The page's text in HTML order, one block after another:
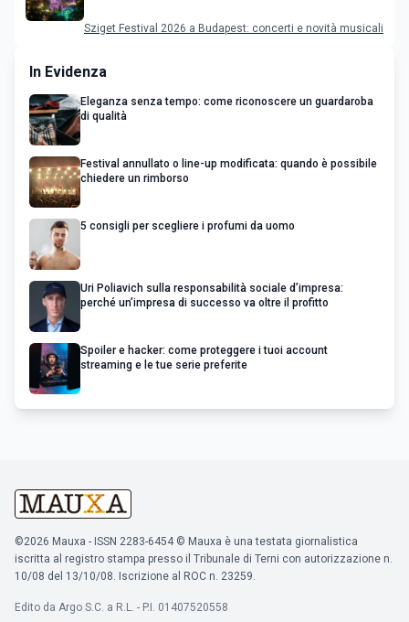
Sziget Festival 2026 a Budapest: concerti e novità musicali
In Evidenza
Eleganza senza tempo: come riconoscere un guardaroba
di qualità
Festival annullato o line-up modificata: quando è possibile
chiedere un rimborso
5 consigli per scegliere i profumi da uomo
Uri Poliavich sulla responsabilità sociale d’impresa:
perché un’impresa di successo va oltre il profitto
Spoiler e hacker: come proteggere i tuoi account
streaming e le tue serie preferite
©2026 Mauxa - ISSN 2283-6454 © Mauxa è una testata giornalistica
iscritta al registro stampa presso il Tribunale di Terni con autorizzazione n.
10/08 del 13/10/08. Iscrizione al ROC n. 23259.
Edito da Argo S.C. a R.L. - P.I. 01407520558